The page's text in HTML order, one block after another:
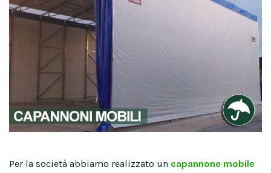
Per la società abbiamo realizzato un capannone mobile